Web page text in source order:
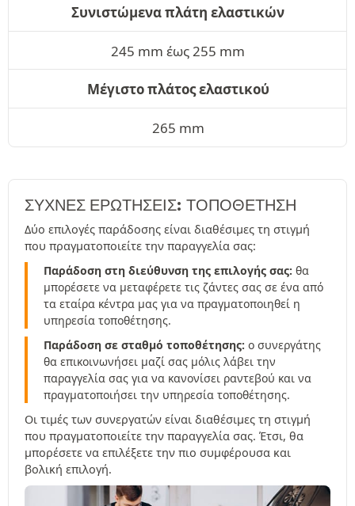
Συνιστώμενα πλάτη ελαστικών
245 mm έως 255 mm
Μέγιστο πλάτος ελαστικού
265 mm
ΣΥΧΝΈΣ ΕΡΩΤΉΣΕΙΣ: ΤΟΠΟΘΕΤΗΣΗ
Δύο επιλογές παράδοσης είναι διαθέσιμες τη στιγμή
που πραγματοποιείτε την παραγγελία σας:
Παράδοση στη διεύθυνση της επιλογής σας: θα
μπορέσετε να μεταφέρετε τις ζάντες σας σε ένα από
τα εταίρα κέντρα μας για να πραγματοποιηθεί η
υπηρεσία τοποθέτησης.
Παράδοση σε σταθμό τοποθέτησης: ο συνεργάτης
θα επικοινωνήσει μαζί σας μόλις λάβει την
παραγγελία σας για να κανονίσει ραντεβού και να
πραγματοποιήσει την υπηρεσία τοποθέτησης.
Οι τιμές των συνεργατών είναι διαθέσιμες τη στιγμή
που πραγματοποιείτε την παραγγελία σας. Έτσι, θα
μπορέσετε να επιλέξετε την πιο συμφέρουσα και
βολική επιλογή.